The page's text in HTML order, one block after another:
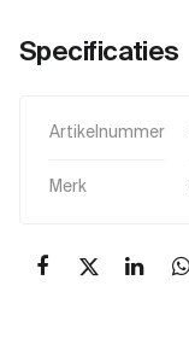
Specificaties
Artikelnummer
Merk